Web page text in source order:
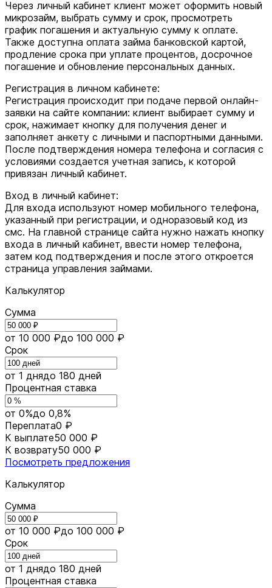
Через личный кабинет клиент может оформить новый
микрозайм, выбрать сумму и срок, просмотреть
график погашения и актуальную сумму к оплате.
Также доступна оплата займа банковской картой,
продление срока при уплате процентов, досрочное
погашение и обновление персональных данных.
Регистрация в личном кабинете:
Регистрация происходит при подаче первой онлайн-
заявки на сайте компании: клиент выбирает сумму и
срок, нажимает кнопку для получения денег и
заполняет анкету с личными и паспортными данными.
После подтверждения номера телефона и согласия с
условиями создается учетная запись, к которой
привязан личный кабинет.
Вход в личный кабинет:
Для входа используют номер мобильного телефона,
указанный при регистрации, и одноразовый код из
смс. На главной странице сайта нужно нажать кнопку
входа в личный кабинет, ввести номер телефона,
затем код подтверждения и после этого откроется
страница управления займами.
Калькулятор
Сумма
от 10 000 ₽до 100 000 ₽
Срок
от 1 днядо 180 дней
Процентная ставка
от 0%до 0,8%
Переплата0 ₽
К выплате50 000 ₽
К возврату50 000 ₽
Посмотреть предложения
Калькулятор
Сумма
от 10 000 ₽до 100 000 ₽
Срок
от 1 днядо 180 дней
Процентная ставка